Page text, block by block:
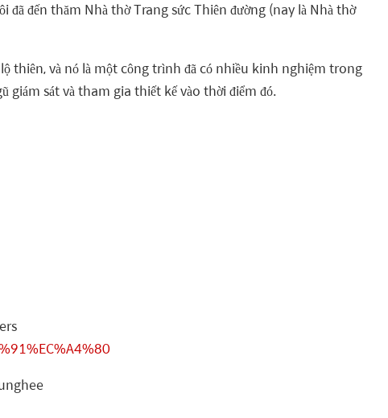
đã đến thăm Nhà thờ Trang sức Thiên đường (nay là Nhà thờ
thiên, và nó là một công trình đã có nhiều kinh nghiệm trong
giám sát và tham gia thiết kế vào thời điểm đó.